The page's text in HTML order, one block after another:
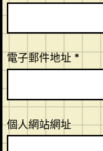
電子郵件地址 *
個人網站網址